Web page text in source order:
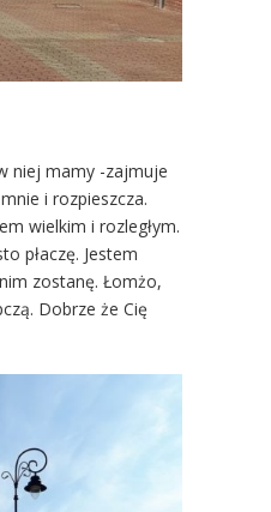
niej mamy -zajmuje
i rozpieszcza.
wielkim i rozległym.
płaczę. Jestem
zostanę. Łomżo,
Dobrze że Cię